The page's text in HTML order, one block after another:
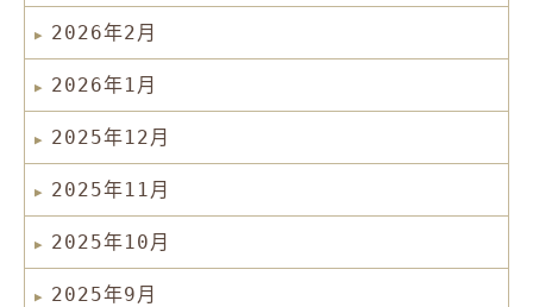
2026年2月
2026年1月
2025年12月
2025年11月
2025年10月
2025年9月